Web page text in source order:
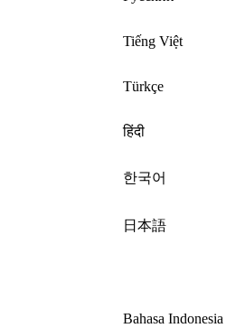
Tiếng Việt
Türkçe
हिंदी
한국어
日本語
Bahasa Indonesia